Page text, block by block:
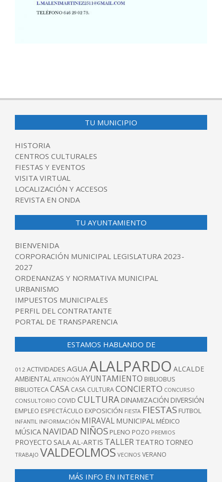
09-
TU MUNICIPIO
HISTORIA
CENTROS CULTURALES
FIESTAS Y EVENTOS
VISITA VIRTUAL
LOCALIZACIÓN Y ACCESOS
REVISTA EN ONDA
TU AYUNTAMIENTO
BIENVENIDA
CORPORACIÓN MUNICIPAL LEGISLATURA 2023-
2027
ORDENANZAS Y NORMATIVA MUNICIPAL
URBANISMO
IMPUESTOS MUNICIPALES
PERFIL DEL CONTRATANTE
PORTAL DE TRANSPARENCIA
ESTAMOS HABLANDO DE
012 ACTIVIDADES AGUAALALPARDO ALCALDE
AMBIENTAL ATENCIÓN AYUNTAMIENTO BIBLIOBUS
BIBLIOTECACASA CASA CULTURACONCIERTO CONCURSO
CONSULTORIO COVID CULTURA DINAMIZACIÓN DIVERSIÓN
EMPLEO ESPECTÁCULO EXPOSICIÓN FIESTA FIESTAS FUTBOL
INFANTIL INFORMACIÓN MIRAVAL MUNICIPAL MÉDICO
MÚSICA NAVIDAD NIÑOS PLENO POZO PREMIOS
PROYECTO SALA AL-ARTIS TALLER TEATRO TORNEO
TRABAJO VALDEOLMOS VECINOS VERANO
MÁS INFO EN INTERNET